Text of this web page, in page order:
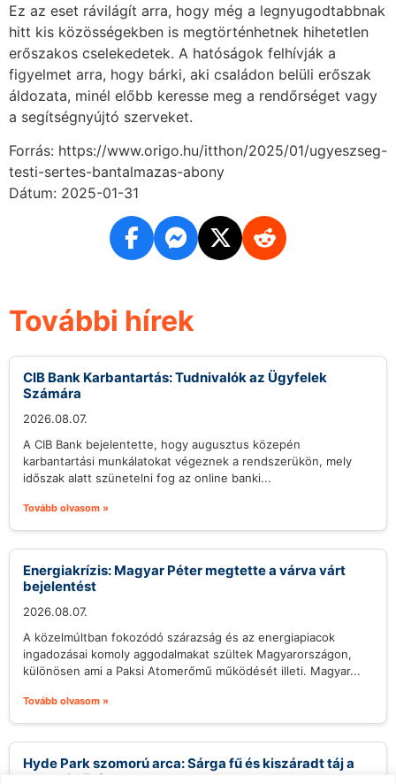
Ez az eset rávilágít arra, hogy még a legnyugodtabbnak
hitt kis közösségekben is megtörténhetnek hihetetlen
erőszakos cselekedetek. A hatóságok felhívják a
figyelmet arra, hogy bárki, aki családon belüli erőszak
áldozata, minél előbb keresse meg a rendőrséget vagy
a segítségnyújtó szerveket.
Forrás: https://www.origo.hu/itthon/2025/01/ugyeszseg-
testi-sertes-bantalmazas-abony
Dátum: 2025-01-31
További hírek
CIB Bank Karbantartás: Tudnivalók az Ügyfelek
Számára
2026.08.07.
A CIB Bank bejelentette, hogy augusztus közepén
karbantartási munkálatokat végeznek a rendszerükön, mely
időszak alatt szünetelni fog az online banki...
Tovább olvasom »
Energiakrízis: Magyar Péter megtette a várva várt
bejelentést
2026.08.07.
A közelmúltban fokozódó szárazság és az energiapiacok
ingadozásai komoly aggodalmakat szültek Magyarországon,
különösen ami a Paksi Atomerőmű működését illeti. Magyar...
Tovább olvasom »
Hyde Park szomorú arca: Sárga fű és kiszáradt táj a
londoni hőség alatt